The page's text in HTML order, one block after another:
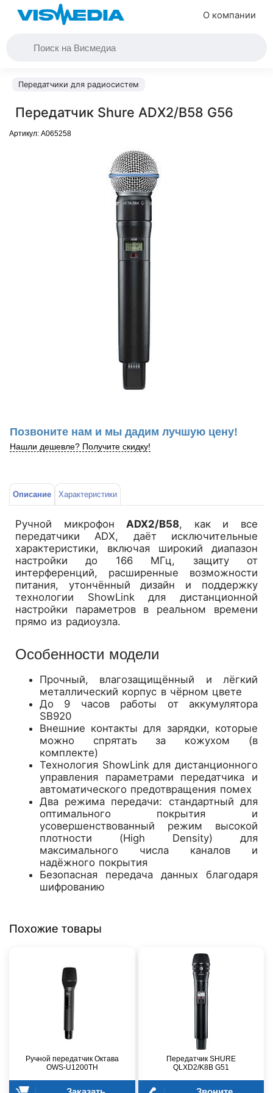
О компании
Передатчики для радиосистем
Передатчик Shure ADX2/B58 G56
Артикул: A065258
Позвоните нам и мы дадим лучшую цену!
Нашли дешевле? Получите скидку!
Описание Характеристики
Ручной микрофон ADX2/B58, как и все
передатчики ADX, даёт исключительные
характеристики, включая широкий диапазон
настройки до 166 МГц, защиту от
интерференций, расширенные возможности
питания, утончённый дизайн и поддержку
технологии ShowLink для дистанционной
настройки параметров в реальном времени
прямо из радиоузла.
Особенности модели
Прочный, влагозащищённый и лёгкий
металлический корпус в чёрном цвете
До 9 часов работы от аккумулятора
SB920
Внешние контакты для зарядки, которые
можно спрятать за кожухом (в
комплекте)
Технология ShowLink для дистанционного
управления параметрами передатчика и
автоматического предотвращения помех
Два режима передачи: стандартный для
оптимального покрытия и
усовершенствованный режим высокой
плотности (High Density) для
максимального числа каналов и
надёжного покрытия
Безопасная передача данных благодаря
шифрованию
Похожие товары
Ручной передатчик Октава
OWS-U1200TH
Передатчик SHURE
QLXD2/K8B G51